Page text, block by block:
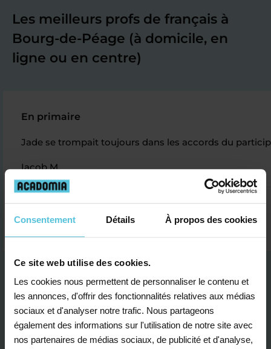
Consentement Détails À propos des cookies
Ce site web utilise des cookies.
Les cookies nous permettent de personnaliser le contenu et
les annonces, d'offrir des fonctionnalités relatives aux médias
sociaux et d'analyser notre trafic. Nous partageons
également des informations sur l'utilisation de notre site avec
nos partenaires de médias sociaux, de publicité et d'analyse,
Les meilleurs profs de français à
Bourg-de-Péage (à domicile, en
ligne ou en centre)
En primaire
Jade se trompait toujours dans les accords du
Iacob M.
Je contacte un conseiller